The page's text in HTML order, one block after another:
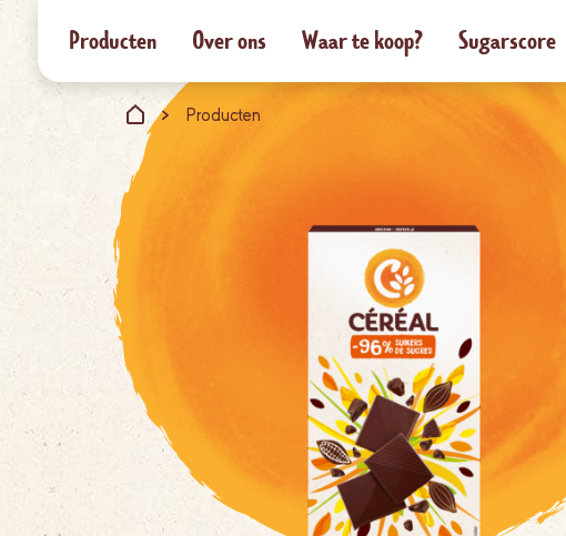
Producten Over ons Waar te koop? Sugarscore
Producten